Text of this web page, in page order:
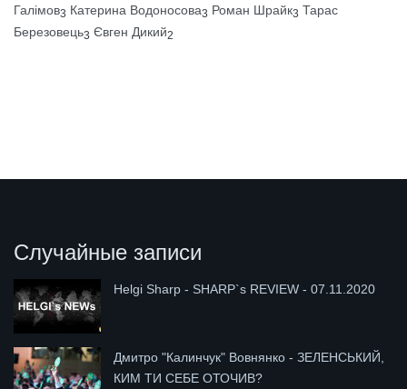
Галімов3 Катерина Водоносова3 Роман Шрайк3 Тарас
Березовець3 Євген Дикий2
Случайные записи
Helgi Sharp - SHARP`s REVIEW - 07.11.2020
Дмитро "Калинчук" Вовнянко - ЗЕЛЕНСЬКИЙ,
КИМ ТИ СЕБЕ ОТОЧИВ?